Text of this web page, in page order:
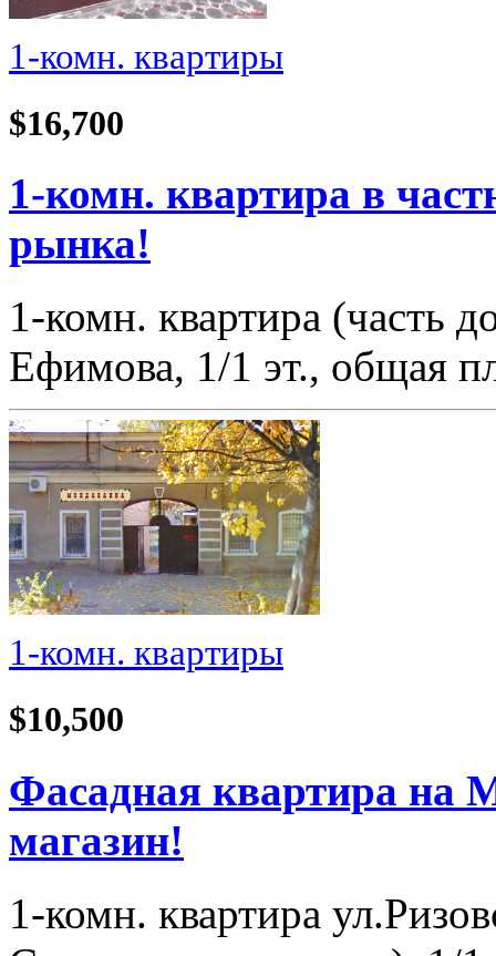
1-комн. квартиры
$16,700
1-комн. квартира в
рынка!
1-комн. квартира (часть
Ефимова, 1/1 эт., общая
1-комн. квартиры
$10,500
Фасадная квартира на
магазин!
1-комн. квартира